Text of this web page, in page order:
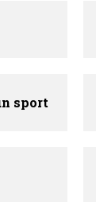
sport